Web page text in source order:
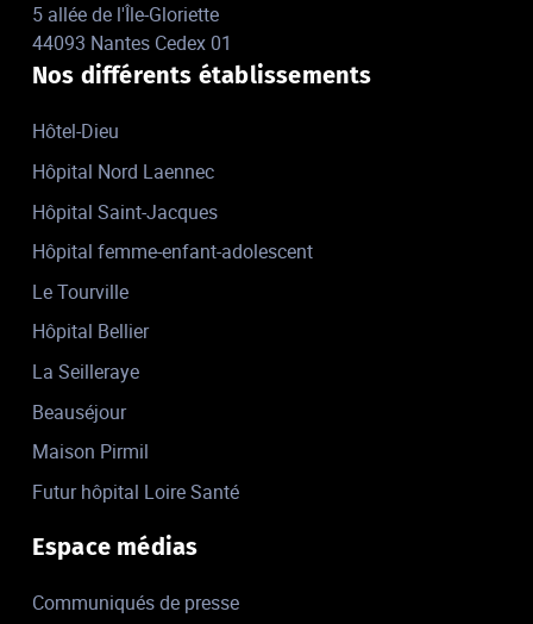
5 allée de l'Île-Gloriette
44093 Nantes Cedex 01
Nos différents établissements
Hôtel-Dieu
Hôpital Nord Laennec
Hôpital Saint-Jacques
Hôpital femme-enfant-adolescent
Le Tourville
Hôpital Bellier
La Seilleraye
Beauséjour
Maison Pirmil
Futur hôpital Loire Santé
Espace médias
Communiqués de presse